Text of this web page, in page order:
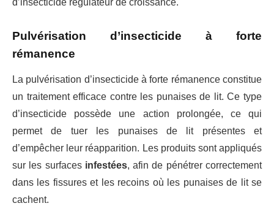
Pulvérisation d’insecticide à forte
rémanence
La pulvérisation d’insecticide à forte rémanence constitue
un traitement efficace contre les punaises de lit. Ce type
d’insecticide possède une action prolongée, ce qui
permet de tuer les punaises de lit présentes et
d’empêcher leur réapparition. Les produits sont appliqués
sur les surfaces infestées, afin de pénétrer correctement
dans les fissures et les recoins où les punaises de lit se
cachent.